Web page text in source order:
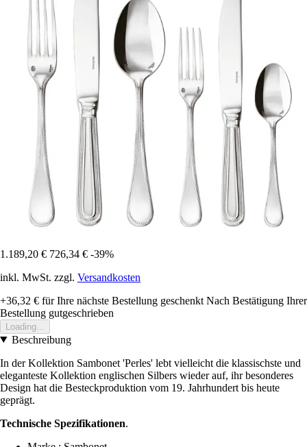
1.189,20 € 726,34 € -39%
inkl. MwSt. zzgl. Versandkosten
+36,32 € für Ihre nächste Bestellung geschenkt Nach Bestätigung Ihrer
Bestellung gutgeschrieben
Loading...
Beschreibung
In der Kollektion Sambonet 'Perles' lebt vielleicht die klassischste und
eleganteste Kollektion englischen Silbers wieder auf, ihr besonderes
Design hat die Besteckproduktion vom 19. Jahrhundert bis heute
geprägt.
Technische Spezifikationen.